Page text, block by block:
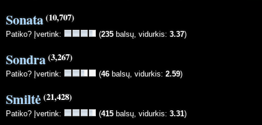
Sonata(10,707)
Patiko? Įvertink: (235 balsų, vidurkis: 3.37)
Sondra(3,267)
Patiko? Įvertink: (46 balsų, vidurkis: 2.59)
Smiltė(21,428)
Patiko? Įvertink: (415 balsų, vidurkis: 3.31)